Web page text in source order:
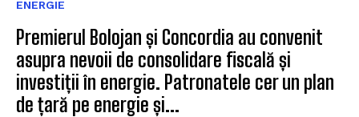
ENERGIE
Premierul Bolojan și Concordia au convenit
asupra nevoii de consolidare fiscală și
investiții în energie. Patronatele cer un plan
de țară pe energie și...